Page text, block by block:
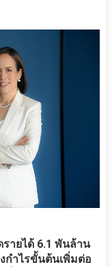
รายได้ 6.1 พันล้าน
กำไรขั้นต้นเพิ่มต่อ